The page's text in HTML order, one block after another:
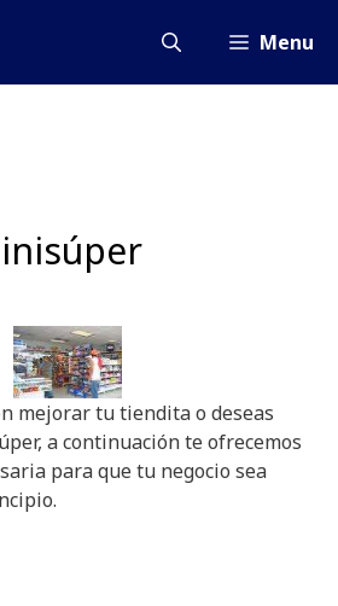
Menu
mejorar tu tiendita o deseas
a continuación te ofrecemos
para que tu negocio sea